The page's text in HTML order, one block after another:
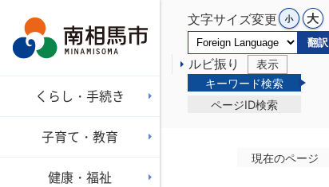
文字サイズ変更
翻訳
ルビ振り
表示
キーワード検索
ページID検索
くらし・手続き
子育て・教育
健康・福祉
現在のページ